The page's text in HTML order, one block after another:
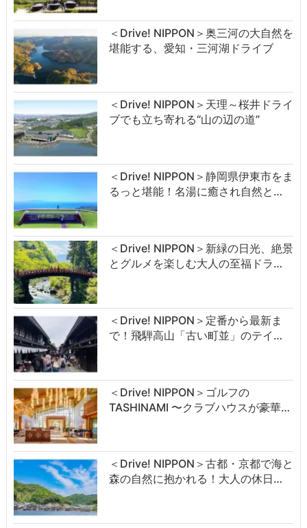
＜Drive! NIPPON＞奥三河の大自然を
堪能する、愛知・三河湖ドライブ
＜Drive! NIPPON＞天理～桜井ドライ
ブでも立ち寄れる“山の辺の道”
＜Drive! NIPPON＞静岡県伊東市をま
るっと堪能！名湯に癒され自然と…
＜Drive! NIPPON＞新緑の日光、絶景
とグルメを楽しむ大人の至福ドラ…
＜Drive! NIPPON＞定番から最新ま
で！飛騨高山「古い町並」のテイ…
＜Drive! NIPPON＞ゴルフの
TASHINAMI 〜クラブハウスが豪華…
＜Drive! NIPPON＞古都・京都で海と
森の自然に抱かれる！大人の休日…